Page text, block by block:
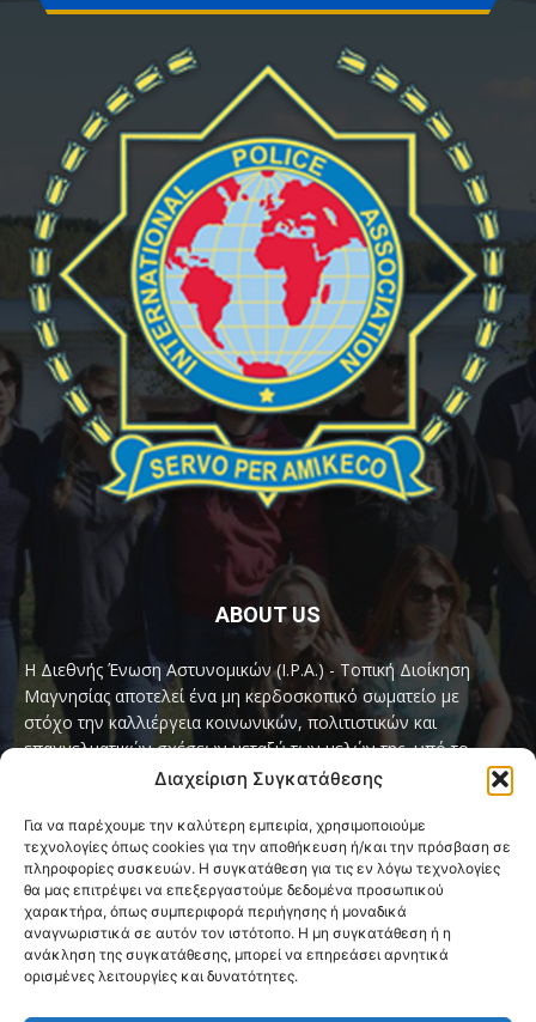
Διαχείριση Συγκατάθεσης
Για να παρέχουμε την καλύτερη εμπειρία, χρησιμοποιούμε
τεχνολογίες όπως cookies για την αποθήκευση ή/και την πρόσβαση σε
πληροφορίες συσκευών. Η συγκατάθεση για τις εν λόγω τεχνολογίες
θα μας επιτρέψει να επεξεργαστούμε δεδομένα προσωπικού
χαρακτήρα, όπως συμπεριφορά περιήγησης ή μοναδικά
αναγνωριστικά σε αυτόν τον ιστότοπο. Η μη συγκατάθεση ή η
ανάκληση της συγκατάθεσης, μπορεί να επηρεάσει αρνητικά
ορισμένες λειτουργίες και δυνατότητες.
ABOUT US
Η Διεθνής Ένωση Αστυνομικών (I.P.A.) - Τοπική Διοίκηση
Μαγνησίας αποτελεί ένα μη κερδοσκοπικό σωματείο με
στόχο την καλλιέργεια κοινωνικών, πολιτιστικών και
επαγγελματικών σχέσεων μεταξύ των μελών της, υπό το
παγκόσμιο σύνθημα «Servo per Amikeco» (Υπηρετώ δια της
Contact us:ipamagnesia@gmail.com
FOLLOW US